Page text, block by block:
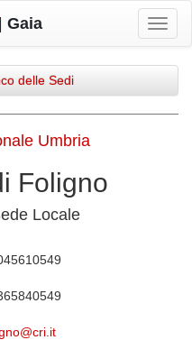
Gaia
delle Sedi
Umbria
Foligno
Locale